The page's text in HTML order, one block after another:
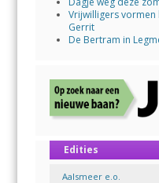
Vrijwilligers
Gerrit
De Bertram in
Edities
Aalsmeer e.o.